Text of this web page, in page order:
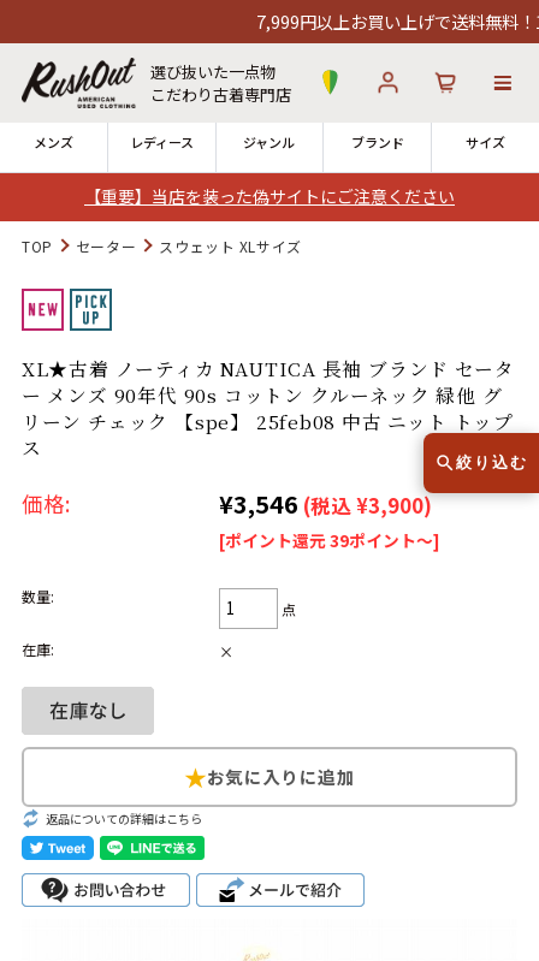
【重要】当店を装った偽サイトにご注意ください
7,999円以上お買い上げで送料無料！12
選び抜いた一点物
こだわり古着専門店
メンズ レディース ジャンル ブランド サイズ
ログイン
店舗一覧
全国7店舗・公式通販の比較
発送について 12時までのご注文で当日出荷！
※対応不可：日祝、長期休暇、セール
今週のHOTワード（7/29〜8/4）
映画
5 ラルフローレン
ブランドから探す
ラルフ ローレン
チャンピオン
パタゴニア
TOP セーター スウェット XLサイズ
XL★古着 ノーティカ NAUTICA 長袖 ブランド セータ
ー メンズ 90年代 90s コットン クルーネック 緑他 グ
リーン チェック 【spe】 25feb08 中古 ニット トップ
ス
価格: ¥3,546 (税込 ¥3,900)
[ポイント還元 39ポイント～]
数量:
点
在庫:
×
返品についての詳細はこちら
絞り込む